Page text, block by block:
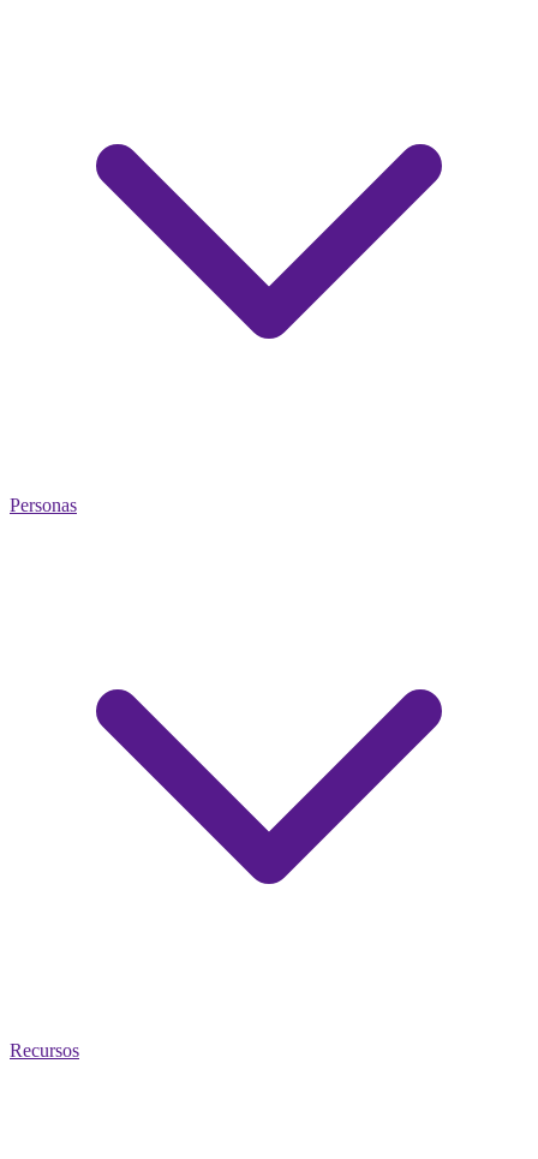
Personas
Recursos